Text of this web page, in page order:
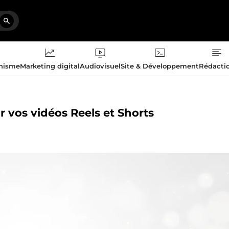
Marketing digitalAudiovisuelSite & Développement
vos vidéos Reels et Shorts